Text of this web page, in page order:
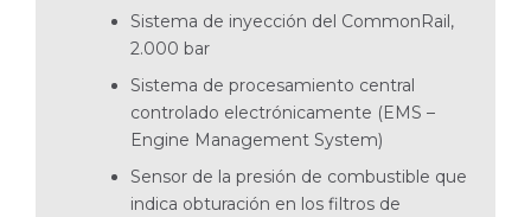
Sistema de inyección del CommonRail,
2.000 bar
Sistema de procesamiento central
controlado electrónicamente (EMS –
Engine Management System)
Sensor de la presión de combustible que
indica obturación en los filtros de